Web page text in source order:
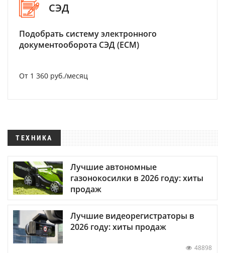
СЭД
Подобрать систему электронного
документооборота СЭД (ECM)
От 1 360 руб./месяц
ТЕХНИКА
Лучшие автономные
газонокосилки в 2026 году: хиты
продаж
Лучшие видеорегистраторы в
2026 году: хиты продаж
48898